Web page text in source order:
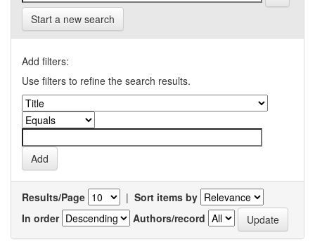
Start a new search
Add filters:
Use filters to refine the search results.
Results/Page | Sort items by
In order
Authors/record